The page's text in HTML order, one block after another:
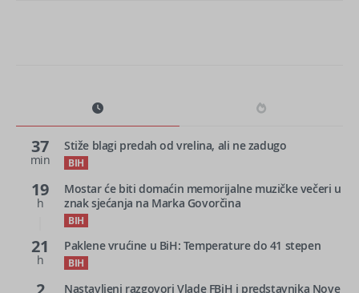
37
min
Stiže blagi predah od vrelina, ali ne zadugo
BIH
19
h
Mostar će biti domaćin memorijalne muzičke večeri u
znak sjećanja na Marka Govorčina
BIH
21
h
Paklene vrućine u BiH: Temperature do 41 stepen
BIH
Nastavljeni razgovori Vlade FBiH i predstavnika Nove